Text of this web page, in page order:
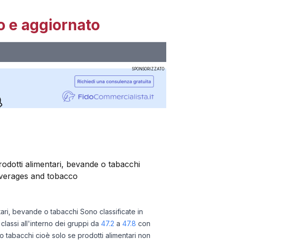
e aggiornato
SPONSORIZZATO
alimentari, bevande o tabacchi
and tobacco
bevande o tabacchi Sono classificate in
all'interno dei gruppi da 47.2 a 47.8 con
tabacchi cioè solo se prodotti alimentari non